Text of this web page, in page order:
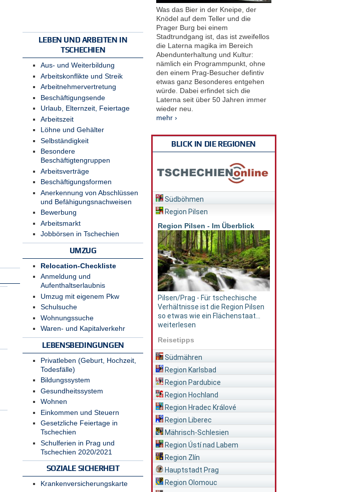
LEBEN UND ARBEITEN IN
TSCHECHIEN
Aus- und Weiterbildung
Arbeitskonflikte und Streik
Arbeitnehmervertretung
Beschäftigungsende
Urlaub, Elternzeit, Feiertage
Arbeitszeit
Löhne und Gehälter
Selbständigkeit
Besondere
Beschäftigtengruppen
Arbeitsverträge
Beschäftigungsformen
Anerkennung von Abschlüssen
und Befähigungsnachweisen
Bewerbung
Arbeitsmarkt
Jobbörsen in Tschechien
UMZUG
Relocation-Checkliste
Anmeldung und
Aufenthaltserlaubnis
Umzug mit eigenem Pkw
Schulsuche
Wohnungssuche
Waren- und Kapitalverkehr
LEBENSBEDINGUNGEN
Privatleben (Geburt, Hochzeit,
Todesfälle)
Bildungssystem
Gesundheitssystem
Wohnen
Einkommen und Steuern
Gesetzliche Feiertage in
Tschechien
Schulferien in Prag und
Tschechien 2020/2021
SOZIALE SICHERHEIT
Krankenversicherungskarte
Was das Bier in der Kneipe, der
Knödel auf dem Teller und die
Prager Burg bei einem
Stadtrundgang ist, das ist zweifellos
die Laterna magika im Bereich
Abendunterhaltung und Kultur:
nämlich ein Programmpunkt, ohne
den einem Prag-Besucher defintiv
etwas ganz Besonderes entgehen
würde. Dabei erfindet sich die
Laterna seit über 50 Jahren immer
wieder neu.
mehr ›
BLICK IN DIE REGIONEN
Südböhmen
Region Pilsen
Region Pilsen - Im Überblick
Pilsen/Prag - Für tschechische
Verhältnisse ist die Region Pilsen
so etwas wie ein Flächenstaat...
weiterlesen
Reisetipps
Südmähren
Region Karlsbad
Region Pardubice
Region Hochland
Region Hradec Králové
Region Liberec
Mährisch-Schlesien
Region Ústí nad Labem
Region Zlín
Hauptstadt Prag
Region Olomouc